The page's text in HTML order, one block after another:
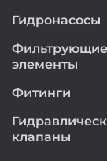
Гидронасосы
Фильтрующие
элементы
Фитинги
клапаны